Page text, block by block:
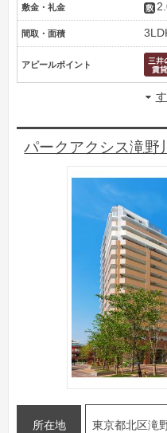
敷金・礼金
間取・面積
アピールポイント
パークアクシス滝
所在地 東京都北区滝